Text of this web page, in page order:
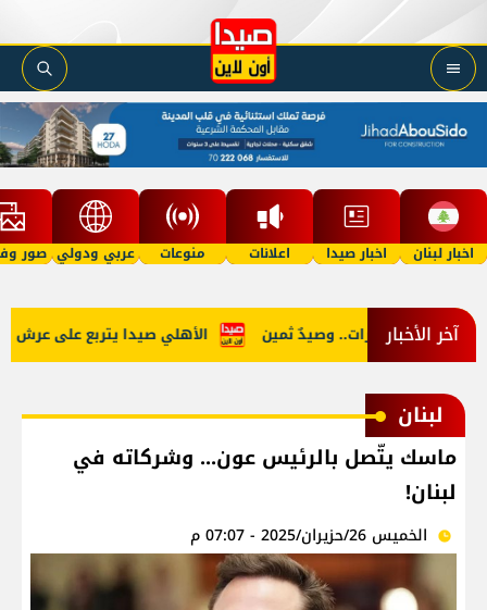
اخبار لبنان اخبار صيدا اعلانات منوعات عربي ودولي صور
آخر الأخبار الأهلي صيدا يتربع على عرش بطولة تجار المخدرات.. وصيدٌ ثمين
لبنان
ماسك يتّصل بالرئيس عون... وشركاته في
لبنان!
الخميس 26/حزيران/2025 - 07:07 م